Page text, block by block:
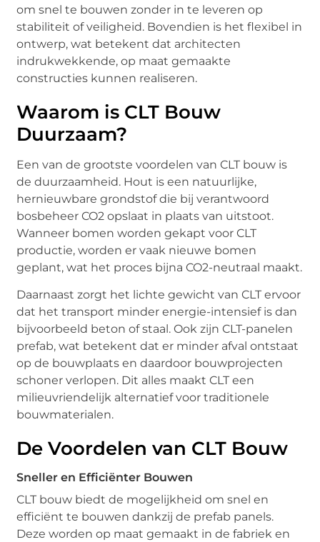
om snel te bouwen zonder in te leveren op
stabiliteit of veiligheid. Bovendien is het flexibel in
ontwerp, wat betekent dat architecten
indrukwekkende, op maat gemaakte
constructies kunnen realiseren.
Waarom is CLT Bouw
Duurzaam?
Een van de grootste voordelen van CLT bouw is
de duurzaamheid. Hout is een natuurlijke,
hernieuwbare grondstof die bij verantwoord
bosbeheer CO2 opslaat in plaats van uitstoot.
Wanneer bomen worden gekapt voor CLT
productie, worden er vaak nieuwe bomen
geplant, wat het proces bijna CO2-neutraal maakt.
Daarnaast zorgt het lichte gewicht van CLT ervoor
dat het transport minder energie-intensief is dan
bijvoorbeeld beton of staal. Ook zijn CLT-panelen
prefab, wat betekent dat er minder afval ontstaat
op de bouwplaats en daardoor bouwprojecten
schoner verlopen. Dit alles maakt CLT een
milieuvriendelijk alternatief voor traditionele
bouwmaterialen.
De Voordelen van CLT Bouw
Sneller en Efficiënter Bouwen
CLT bouw biedt de mogelijkheid om snel en
efficiënt te bouwen dankzij de prefab panels.
Deze worden op maat gemaakt in de fabriek en